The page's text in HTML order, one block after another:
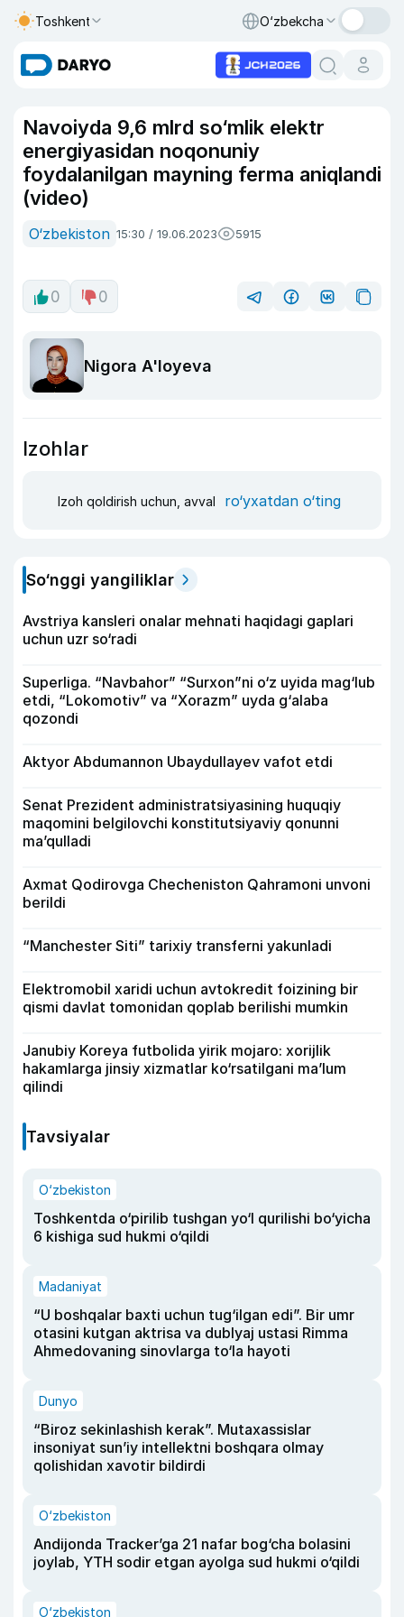
Toshkent O‘zbekcha
Navoiyda 9,6 mlrd so‘mlik elektr
energiyasidan noqonuniy
foydalanilgan mayning ferma aniqlandi
(video)
O‘zbekiston 15:30 / 19.06.2023 5915
0 0
Nigora A'loyeva
Izohlar
Izoh qoldirish uchun, avval ro‘yxatdan o‘ting
So‘nggi yangiliklar
Avstriya kansleri onalar mehnati haqidagi gaplari
uchun uzr so‘radi
Superliga. “Navbahor” “Surxon”ni o‘z uyida mag‘lub
etdi, “Lokomotiv” va “Xorazm” uyda g‘alaba
qozondi
Aktyor Abdu­mannon Ubaydullayev vafot etdi
Senat Prezident administratsiyasining huquqiy
maqomini belgilovchi konstitutsiyaviy qonunni
ma’qulladi
Axmat Qodirovga Checheniston Qahramoni unvoni
berildi
“Manchester Siti” tarixiy transferni yakunladi
Elektromobil xaridi uchun avtokredit foizining bir
qismi davlat tomonidan qoplab berilishi mumkin
Janubiy Koreya futbolida yirik mojaro: xorijlik
hakamlarga jinsiy xizmatlar ko‘rsatilgani ma’lum
qilindi
Tavsiyalar
O‘zbekiston
Toshkentda o‘pirilib tushgan yo‘l qurilishi bo‘yicha
6 kishiga sud hukmi o‘qildi
Madaniyat
“U boshqalar baxti uchun tug‘ilgan edi”. Bir umr
otasini kutgan aktrisa va dublyaj ustasi Rimma
Ahmedovaning sinovlarga to‘la hayoti
Dunyo
“Biroz sekinlashish kerak”. Mutaxassislar
insoniyat sun’iy intellektni boshqara olmay
qolishidan xavotir bildirdi
O‘zbekiston
Andijonda Tracker’ga 21 nafar bog‘cha bolasini
joylab, YTH sodir etgan ayolga sud hukmi o‘qildi
O‘zbekiston